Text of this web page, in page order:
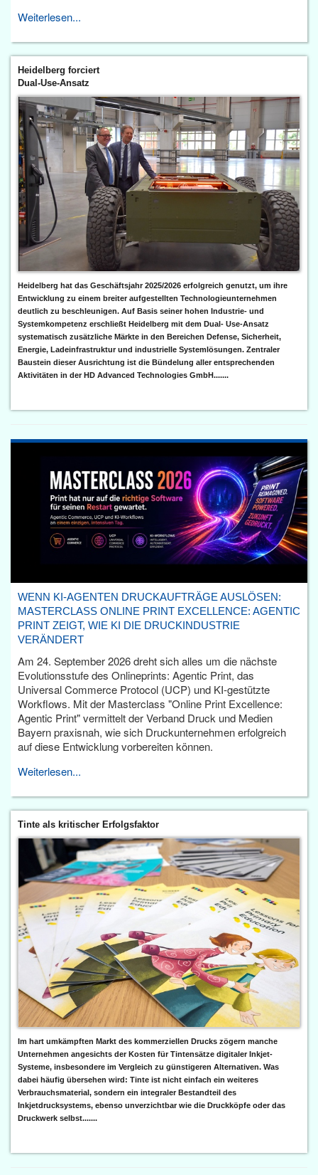
Weiterlesen...
Heidelberg forciert
Dual-Use-Ansatz
Heidelberg hat das Geschäftsjahr 2025/2026 erfolgreich genutzt, um ihre
Entwicklung zu einem breiter aufgestellten Technologieunternehmen
deutlich zu beschleunigen. Auf Basis seiner hohen Industrie- und
Systemkompetenz erschließt Heidelberg mit dem Dual- Use-Ansatz
systematisch zusätzliche Märkte in den Bereichen Defense, Sicherheit,
Energie, Ladeinfrastruktur und industrielle Systemlösungen. Zentraler
Baustein dieser Ausrichtung ist die Bündelung aller entsprechenden
Aktivitäten in der HD Advanced Technologies GmbH.......
WENN KI-AGENTEN DRUCKAUFTRÄGE AUSLÖSEN:
MASTERCLASS ONLINE PRINT EXCELLENCE: AGENTIC
PRINT ZEIGT, WIE KI DIE DRUCKINDUSTRIE
VERÄNDERT
Am 24. September 2026 dreht sich alles um die nächste
Evolutionsstufe des Onlineprints: Agentic Print, das
Universal Commerce Protocol (UCP) und KI-gestützte
Workflows. Mit der Masterclass "Online Print Excellence:
Agentic Print" vermittelt der Verband Druck und Medien
Bayern praxisnah, wie sich Druckunternehmen erfolgreich
auf diese Entwicklung vorbereiten können.
Weiterlesen...
Tinte als kritischer Erfolgsfaktor
Im hart umkämpften Markt des kommerziellen Drucks zögern manche
Unternehmen angesichts der Kosten für Tintensätze digitaler Inkjet-
Systeme, insbesondere im Vergleich zu günstigeren Alternativen. Was
dabei häufig übersehen wird: Tinte ist nicht einfach ein weiteres
Verbrauchsmaterial, sondern ein integraler Bestandteil des
Inkjetdrucksystems, ebenso unverzichtbar wie die Druckköpfe oder das
Druckwerk selbst.......